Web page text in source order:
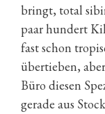
bringt, total
paar hundert
fast schon
übertieben,
Büro diesen
gerade aus